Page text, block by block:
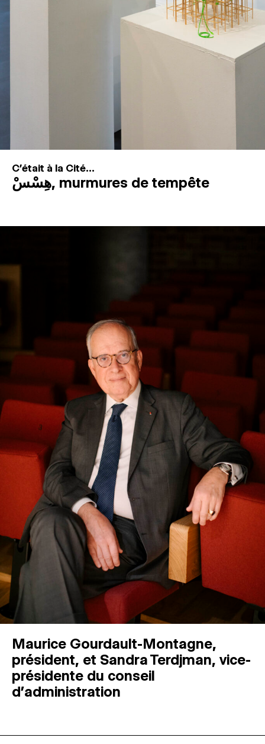
C'était à la Cité...
هِسْسْ, murmures de tempête
Maurice Gourdault-Montagne,
président, et Sandra Terdjman, vice-
présidente du conseil
d’administration